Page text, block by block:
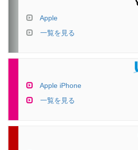
Apple
一覧を見る
Apple iPhone
一覧を見る